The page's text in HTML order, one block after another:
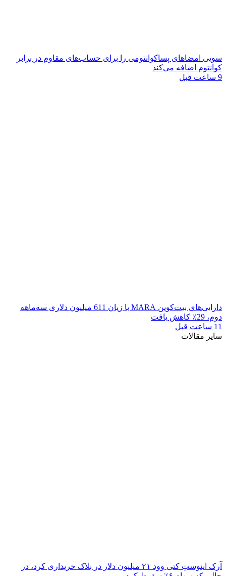
سویی امضاهای پساکوانتومی را برای حساب‌های مقاوم در برابر
کوانتوم اضافه می‌کند
9 ساعت قبل
دارایی‌های بیت‌کوین MARA با زیان 611 میلیون دلاری سه‌ماهه
دوم، 29٪ کاهش یافت
11 ساعت قبل
سایر مقالات
آرک اینوستِ کتی وود ۲۱ میلیون دلار در بلاک خریداری کرد، در